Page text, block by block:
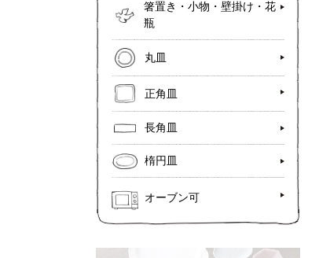
箸置き・小物・壁掛け・花
瓶
丸皿
正角皿
長角皿
楕円皿
オーブン可